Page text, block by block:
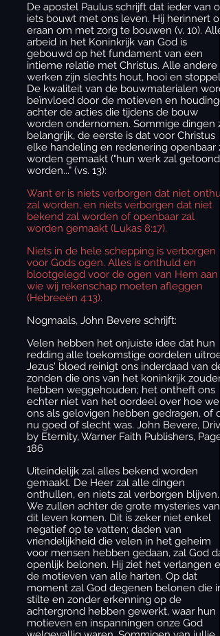
De apostel Paulus schrijft dat ieder van
iets bouwt met ons leven. Hij herinnert
eraan om met zorg te bouwen (v. 10). Alle
arbeid in het Koninkrijk van God is
gebouwd op het fundament van een
intieme relatie met Christus. Alle andere
werken zijn slechts hout, hooi en
De kwaliteit van de bouwmaterialen
beïnvloed door de motieven en
achter de acties die tijdens de bouw
worden ondernomen. Sommige dingen
belangrijk, de eerste is dat voor Christus
elke handeling en redenering openbaar
worden gemaakt ("hun werk zal getoond
worden..." (vs. 13):
Want er is niets verborgen dat niet
zal worden, en niets verborgen dat niet
bekend zal worden of openbaar zal
worden gemaakt (Lukas 8:17).
Niets in de hele schepping is verborgen
voor Gods ogen. Alles is onthuld en
blootgelegd voor de ogen van Hem aan
wie wij rekenschap moeten afleggen
(Hebreeën 4:13).
Nogmaals, John Bevere schrijft:
Velen hebben het onjuiste idee dat hun
redding alle toekomstige oordelen
Jezus' bloed reinigt ons inderdaad van de
zonden die ons van het koninkrijk zouden
hebben weggehouden; het ontheft ons
echter niet van het oordeel over hoe we
ons als gelovigen hebben gedragen, of
nu goed of slecht was. John Bevere,
by Eternity, Warner Faith Publishers, Page
186
Uiteindelijk zal alles bekend worden
gemaakt. De Heer zal alle dingen
onthullen, en niets zal verborgen blijven.
We zullen achter de grote mysteries van
dit leven komen. Dit is zeker niet enkel
negatief op te vatten; daden van
vriendelijkheid die velen in het geheim
voor mensen hebben gedaan, zal God
openlijk belonen. Hij ziet het verlangen
de motieven van alle harten. Op dat
moment zal God degenen belonen die in
stilte en zonder erkenning op de
achtergrond hebben gewerkt, waar hun
motieven en inspanningen onze God